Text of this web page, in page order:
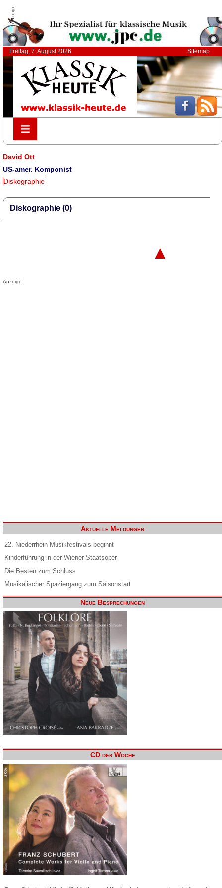
Anzeige
Freitag, 7. August 2026 Sitemap
≡
≡
David Ott
US-amer. Komponist
Diskographie
Diskographie (0)
▲
Anzeige
Aktuelle Meldungen
22. Niederrhein Musikfestivals beginnt
Kinderführung in der Wiener Staatsoper
Die Besten zum Schluss
Musikalischer Spaziergang zum Saisonstart
Neue Besprechungen
CD der Woche